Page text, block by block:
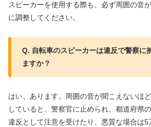
スピーカーを使用する際も、必ず周囲の音
に調整してください。
Q. 自転車のスピーカーは違反で警察に
ますか？
はい、あります。周囲の音が聞こえないほ
していると、警察官に止められ、都道府県
違反として注意を受けたり、悪質な場合は